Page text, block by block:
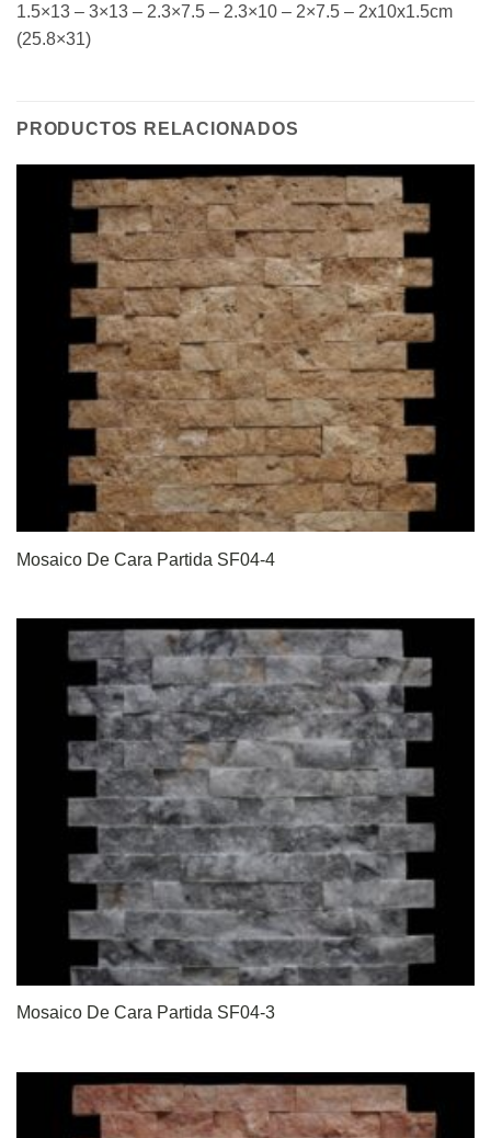
1.5×13 – 3×13 – 2.3×7.5 – 2.3×10 – 2×7.5 – 2x10x1.5cm
(25.8×31)
PRODUCTOS RELACIONADOS
Mosaico De Cara Partida SF04-4
Mosaico De Cara Partida SF04-3